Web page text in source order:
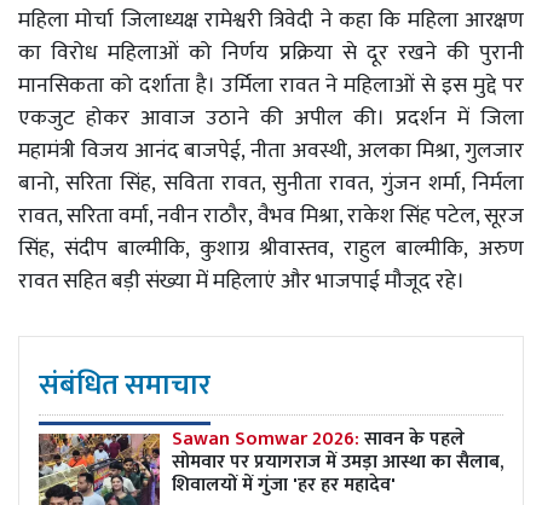
महिला मोर्चा जिलाध्यक्ष रामेश्वरी त्रिवेदी ने कहा कि महिला आरक्षण
का विरोध महिलाओं को निर्णय प्रक्रिया से दूर रखने की पुरानी
मानसिकता को दर्शाता है। उर्मिला रावत ने महिलाओं से इस मुद्दे पर
एकजुट होकर आवाज उठाने की अपील की। प्रदर्शन में जिला
महामंत्री विजय आनंद बाजपेई, नीता अवस्थी, अलका मिश्रा, गुलजार
बानो, सरिता सिंह, सविता रावत, सुनीता रावत, गुंजन शर्मा, निर्मला
रावत, सरिता वर्मा, नवीन राठौर, वैभव मिश्रा, राकेश सिंह पटेल, सूरज
सिंह, संदीप बाल्मीकि, कुशाग्र श्रीवास्तव, राहुल बाल्मीकि, अरुण
रावत सहित बड़ी संख्या में महिलाएं और भाजपाई मौजूद रहे।
संबंधित समाचार
Sawan Somwar 2026:सावन के पहले
सोमवार पर प्रयागराज में उमड़ा आस्था का सैलाब,
शिवालयों में गुंजा 'हर हर महादेव'